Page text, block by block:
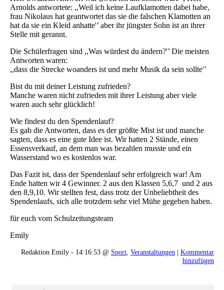
Arnolds antwortete: ,,Weil ich keine Laufklamotten dabei habe,
frau Nikolaus hat geantwortet das sie die falschen Klamotten an
hat da sie ein Kleid anhatte'’ aber ihr jüngster Sohn ist an ihrer
Stelle mit gerannt.
Die Schülerfragen sind ,,Was würdest du ändern?'’ Die meisten
Antworten waren:
,,dass die Strecke woanders ist und mehr Musik da sein sollte'’
Bist du mit deiner Leistung zufrieden?
Manche waren nicht zufrieden mit ihrer Leistung aber viele
waren auch sehr glücklich!
Wie findest du den Spendenlauf?
Es gab die Antworten, dass es der größte Mist ist und manche
sagten, dass es eine gute Idee ist. Wir hatten 2 Stände, einen
Essensverkauf, an dem man was bezahlen musste und ein
Wasserstand wo es kostenlos war.
Das Fazit ist, dass der Spendenlauf sehr erfolgreich war! Am
Ende hatten wir 4 Gewinner. 2 aus den Klassen 5,6,7 und 2 aus
den 8,9,10. Wir stellten fest, dass trotz der Unbeliebtheit des
Spendenlaufs, sich alle trotzdem sehr viel Mühe gegeben haben.
für euch vom Schulzeitungsteam
Emily
Redaktion Emily - 14:16:53 @ Sport Veranstaltungen | Kommentar
hinzufügen